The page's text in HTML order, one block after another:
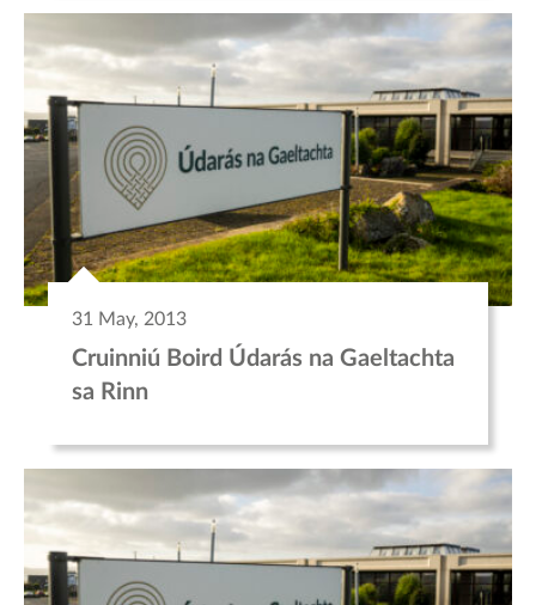
31 May, 2013
Cruinniú Boird Údarás na Gaeltachta
sa Rinn